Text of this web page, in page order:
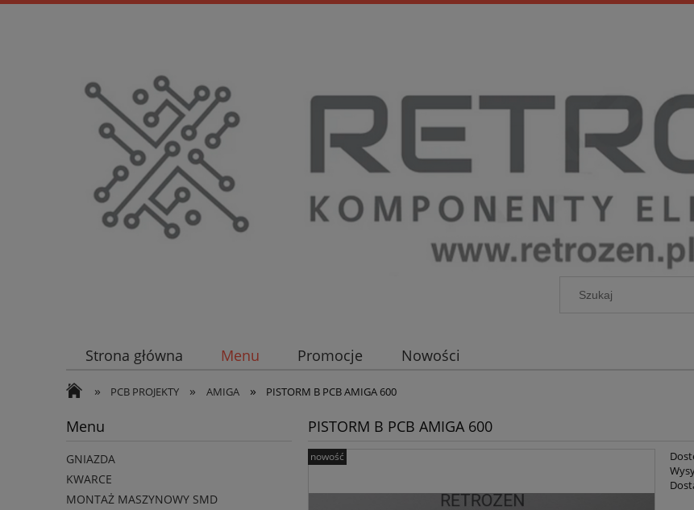
Strona główna Menu Promocje Nowości
» PCB PROJEKTY » AMIGA » PISTORM B PCB AMIGA 600
Menu
GNIAZDA
KWARCE
MONTAŻ MASZYNOWY SMD
PISTORM B PCB AMIGA 600
nowość